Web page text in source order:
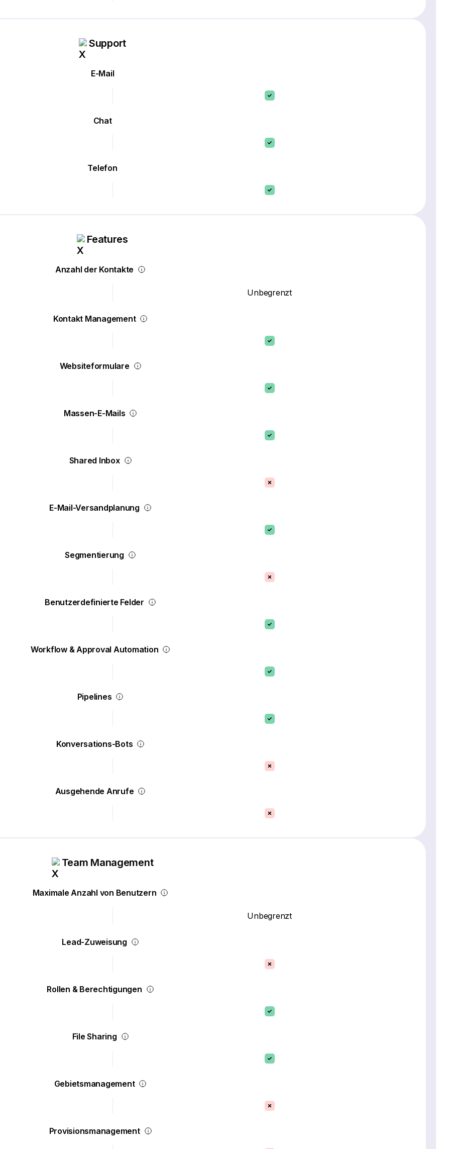
Support
E-Mail
Chat
Telefon
Features
Anzahl der Kontakte
Unbegrenzt
Kontakt Management
Websiteformulare
Massen-E-Mails
Shared Inbox
E-Mail-Versandplanung
Segmentierung
Benutzerdefinierte Felder
Workflow & Approval Automation
Pipelines
Konversations-Bots
Ausgehende Anrufe
Team Management
Maximale Anzahl von Benutzern
Unbegrenzt
Lead-Zuweisung
Rollen & Berechtigungen
File Sharing
Gebietsmanagement
Provisionsmanagement